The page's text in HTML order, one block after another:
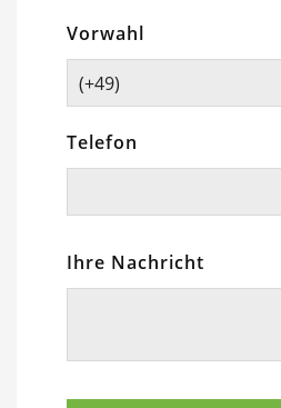
Vorwahl
(+49)
Telefon
Ihre Nachricht